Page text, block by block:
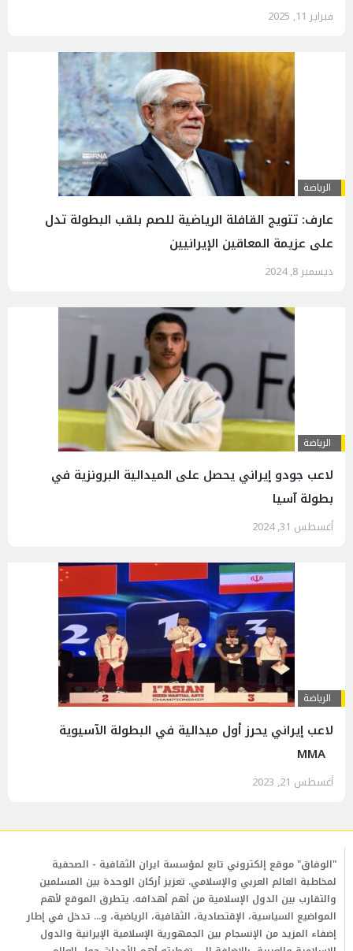
فبراير 11, 2025
الرياضة
عارف: تتویج القافلة الرياضية للصم بلقب البطولة تدل
علی عزيمة المعاقين الإيرانيين
ديسمبر 8, 2024
الرياضة
لاعب جودو إيراني یحصل على الميدالية البرونزية في
بطولة آسيا
أغسطس 31, 2024
الرياضة
لاعب إيراني يحرز أول ميدالية في البطولة الآسيوية
أغسطس 21, 2023
"الوفاق" موقع إلكتروني تابع لمؤسسة ايران الثقافية - الصحفية
لمخاطبة العالم العربي والإسلامي. تعزيز أركان الوحدة بين المسلمين
والتقارب بين الدول الإسلامية من أهم أهدافه. يتطرق الموقع لأهم
المواضيع السياسية، الإقتصادية، الثقافية، الرياضية، و... تدخل في إطار
إضفاء المزيد من الإنسجام بين الجمهورية الإسلامية الإيرانية والدول